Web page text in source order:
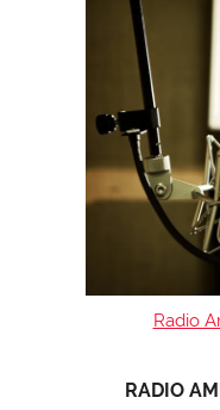
Radio
RADIO